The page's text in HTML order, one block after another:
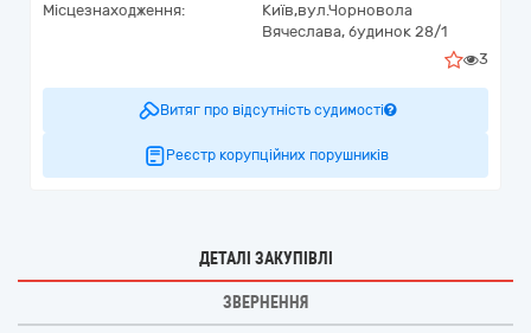
Місцезнаходження:
Київ,вул.Чорновола
Вячеслава, будинок 28/1
3
Витяг про відсутність судимості
Реєстр корупційних порушників
ДЕТАЛІ ЗАКУПІВЛІ
ЗВЕРНЕННЯ